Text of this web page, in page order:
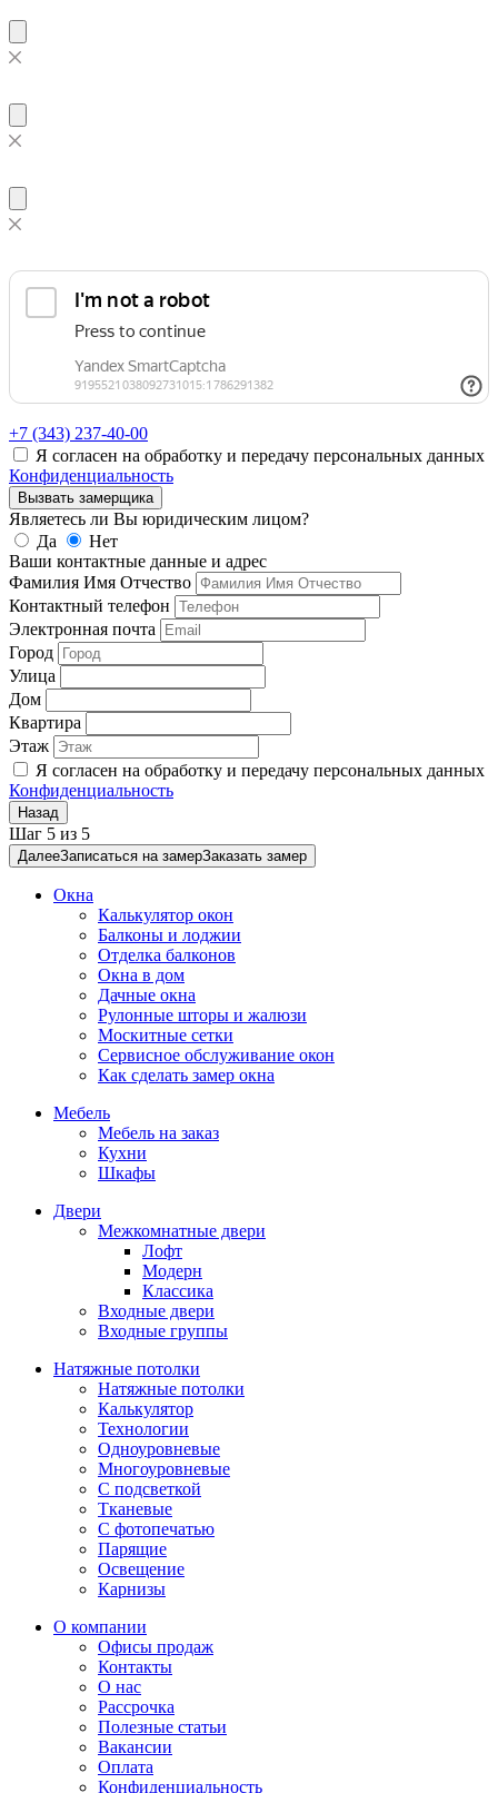
+7 (343) 237-40-00
Я согласен на обработку и передачу персональных данных
Конфиденциальность
Вызвать замерщика
Являетесь ли Вы юридическим лицом?
Да
Нет
Ваши контактные данные и адрес
Фамилия Имя Отчество
Контактный телефон
Электронная почта
Город
Улица
Дом
Квартира
Этаж
Я согласен на обработку и передачу персональных данных
Конфиденциальность
Назад
Шаг 5 из 5
ДалееЗаписаться на замерЗаказать замер
Окна
Калькулятор окон
Балконы и лоджии
Отделка балконов
Окна в дом
Дачные окна
Рулонные шторы и жалюзи
Москитные сетки
Сервисное обслуживание окон
Как сделать замер окна
Мебель
Мебель на заказ
Кухни
Шкафы
Двери
Межкомнатные двери
Лофт
Модерн
Классика
Входные двери
Входные группы
Натяжные потолки
Натяжные потолки
Калькулятор
Технологии
Одноуровневые
Многоуровневые
С подсветкой
Тканевые
С фотопечатью
Парящие
Освещение
Карнизы
О компании
Офисы продаж
Контакты
О нас
Рассрочка
Полезные статьи
Вакансии
Оплата
Конфиденциальность